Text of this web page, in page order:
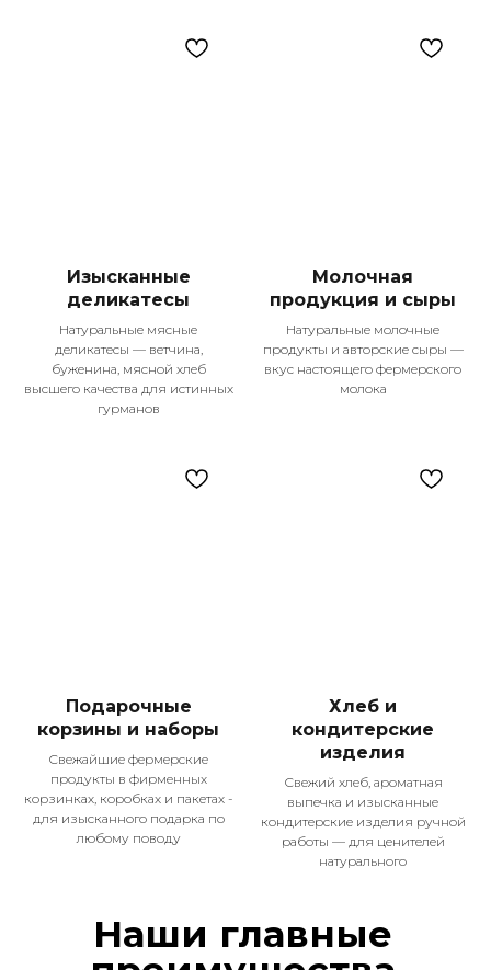
Изысканные
деликатесы
Натуральные мясные
деликатесы — ветчина,
буженина, мясной хлеб
высшего качества для истинных
гурманов
Молочная
продукция и сыры
Натуральные молочные
продукты и авторские сыры —
вкус настоящего фермерского
молока
Подарочные
корзины и наборы
Свежайшие фермерские
продукты в фирменных
корзинках, коробках и пакетах -
для изысканного подарка по
любому поводу
Хлеб и
кондитерские
изделия
Свежий хлеб, ароматная
выпечка и изысканные
кондитерские изделия ручной
работы — для ценителей
натурального
эмоции.
+7 987 225-25-55
Рецепты
Контакты
Колбасы и сосиски
Сезон гриль
Каталог
Кондитерские изделия, хлеб
Подарочные наборы